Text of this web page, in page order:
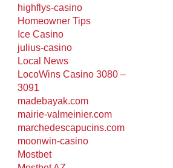
highflys-casino
Homeowner Tips
Ice Casino
julius-casino
Local News
LocoWins Casino 3080 –
3091
madebayak.com
mairie-valmeinier.com
marchedescapucins.com
moonwin-casino
Mostbet